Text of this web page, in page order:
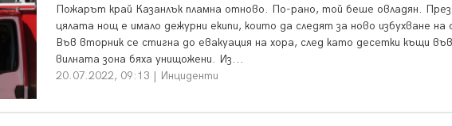
Пожарът край Казанлък пламна отново. По-рано, той беше овладян. През
цялата нощ е имало дежурни екипи, които да следят за ново избухване на
Във вторник се стигна до евакуация на хора, след като десетки къщи във
вилната зона бяха унищожени. Из...
20.07.2022, 09:13 | Инциденти